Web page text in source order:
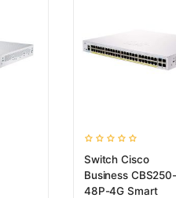
Switch Cisco
Business CBS250-
48P-4G Smart